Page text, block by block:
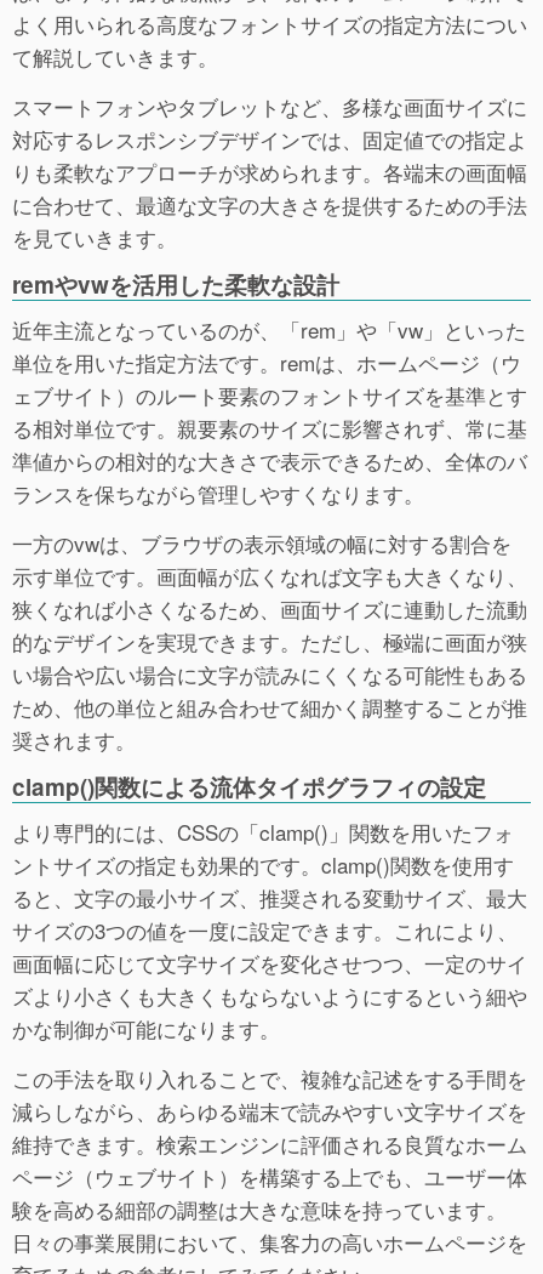
よく用いられる高度なフォントサイズの指定方法につい
て解説していきます。
スマートフォンやタブレットなど、多様な画面サイズに
対応するレスポンシブデザインでは、固定値での指定よ
りも柔軟なアプローチが求められます。各端末の画面幅
に合わせて、最適な文字の大きさを提供するための手法
を見ていきます。
remやvwを活用した柔軟な設計
近年主流となっているのが、「rem」や「vw」といった
単位を用いた指定方法です。remは、ホームページ（ウ
ェブサイト）のルート要素のフォントサイズを基準とす
る相対単位です。親要素のサイズに影響されず、常に基
準値からの相対的な大きさで表示できるため、全体のバ
ランスを保ちながら管理しやすくなります。
一方のvwは、ブラウザの表示領域の幅に対する割合を
示す単位です。画面幅が広くなれば文字も大きくなり、
狭くなれば小さくなるため、画面サイズに連動した流動
的なデザインを実現できます。ただし、極端に画面が狭
い場合や広い場合に文字が読みにくくなる可能性もある
ため、他の単位と組み合わせて細かく調整することが推
奨されます。
clamp()関数による流体タイポグラフィの設定
より専門的には、CSSの「clamp()」関数を用いたフォ
ントサイズの指定も効果的です。clamp()関数を使用す
ると、文字の最小サイズ、推奨される変動サイズ、最大
サイズの3つの値を一度に設定できます。これにより、
画面幅に応じて文字サイズを変化させつつ、一定のサイ
ズより小さくも大きくもならないようにするという細や
かな制御が可能になります。
この手法を取り入れることで、複雑な記述をする手間を
減らしながら、あらゆる端末で読みやすい文字サイズを
維持できます。検索エンジンに評価される良質なホーム
ページ（ウェブサイト）を構築する上でも、ユーザー体
験を高める細部の調整は大きな意味を持っています。
日々の事業展開において、集客力の高いホームページを